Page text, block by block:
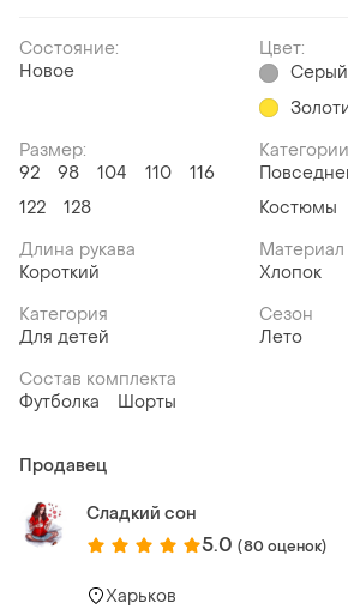
Состояние:
Новое
Цвет:
Серый
Размер:
92
98 104 110
116
122
128
Костюмы
Длина рукава
Короткий
Материал
Хлопок
Категория
Для детей
Сезон
Лето
Состав комплекта
Футболка
Шорты
Продавец
Сладкий сон
5.0 (80 оценок)
Харьков